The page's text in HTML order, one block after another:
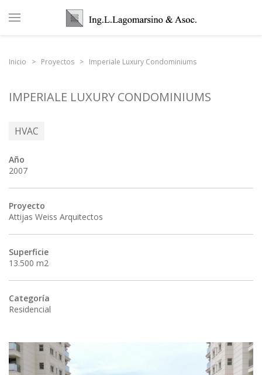
Inicio Proyectos Imperiale Luxury Condominiums
IMPERIALE LUXURY CONDOMINIUMS
HVAC
Año
2007
Proyecto
Attijas Weiss Arquitectos
Superficie
13.500 m2
Categoría
Residencial